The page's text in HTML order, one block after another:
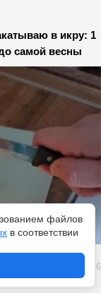
в икру: 1
самой весны
9 августа 2026
файлов
в соответствии